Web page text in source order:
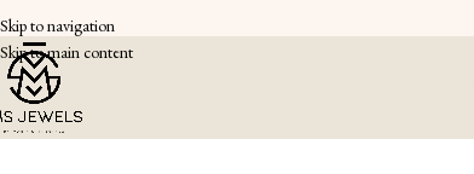
Skip to navigation
Skip to main content